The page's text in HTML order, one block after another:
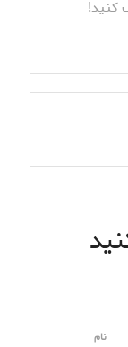
کنید!
نام